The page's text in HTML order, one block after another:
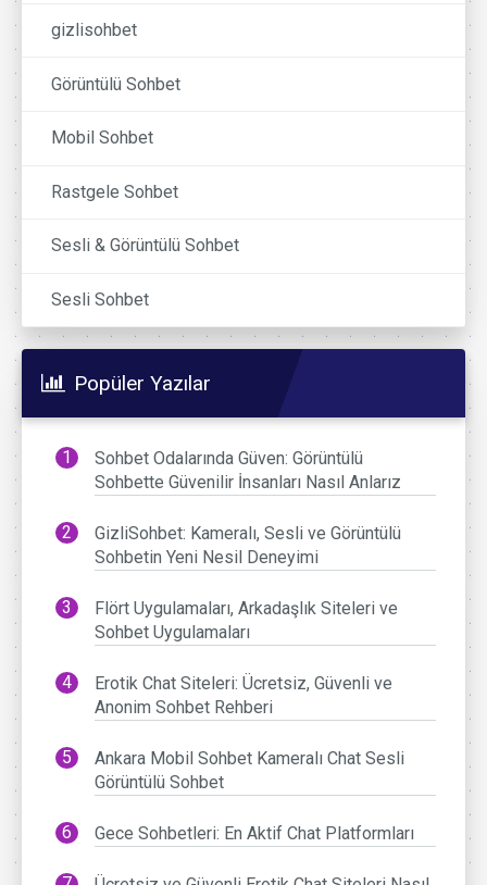
gizlisohbet
Görüntülü Sohbet
Mobil Sohbet
Rastgele Sohbet
Sesli & Görüntülü Sohbet
Sesli Sohbet
Popüler Yazılar
Sohbet Odalarında Güven: Görüntülü
Sohbette Güvenilir İnsanları Nasıl Anlarız
GizliSohbet: Kameralı, Sesli ve Görüntülü
Sohbetin Yeni Nesil Deneyimi
Flört Uygulamaları, Arkadaşlık Siteleri ve
Sohbet Uygulamaları
Erotik Chat Siteleri: Ücretsiz, Güvenli ve
Anonim Sohbet Rehberi
Ankara Mobil Sohbet Kameralı Chat Sesli
Görüntülü Sohbet
Gece Sohbetleri: En Aktif Chat Platformları